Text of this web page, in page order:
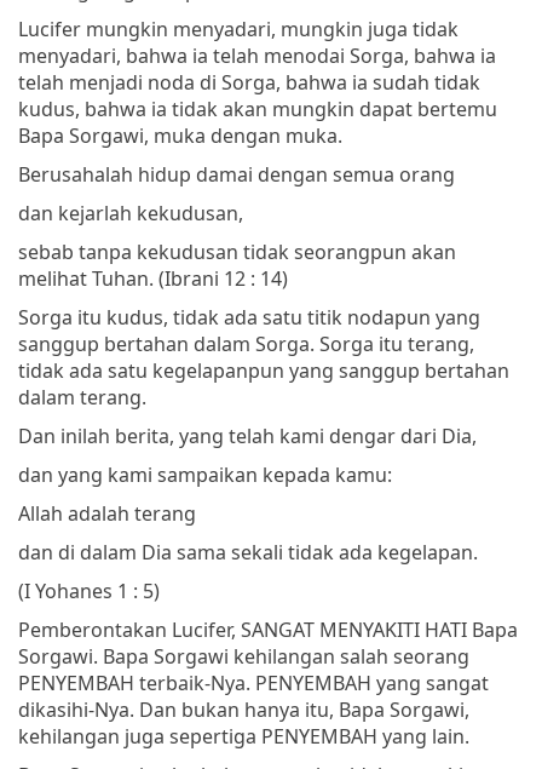
Lucifer mungkin menyadari, mungkin juga tidak
menyadari, bahwa ia telah menodai Sorga, bahwa ia
telah menjadi noda di Sorga, bahwa ia sudah tidak
kudus, bahwa ia tidak akan mungkin dapat bertemu
Bapa Sorgawi, muka dengan muka.
Berusahalah hidup damai dengan semua orang
dan kejarlah kekudusan,
sebab tanpa kekudusan tidak seorangpun akan
melihat Tuhan. (Ibrani 12 : 14)
Sorga itu kudus, tidak ada satu titik nodapun yang
sanggup bertahan dalam Sorga. Sorga itu terang,
tidak ada satu kegelapanpun yang sanggup bertahan
dalam terang.
Dan inilah berita, yang telah kami dengar dari Dia,
dan yang kami sampaikan kepada kamu:
Allah adalah terang
dan di dalam Dia sama sekali tidak ada kegelapan.
(I Yohanes 1 : 5)
Pemberontakan Lucifer, SANGAT MENYAKITI HATI Bapa
Sorgawi. Bapa Sorgawi kehilangan salah seorang
PENYEMBAH terbaik-Nya. PENYEMBAH yang sangat
dikasihi-Nya. Dan bukan hanya itu, Bapa Sorgawi,
kehilangan juga sepertiga PENYEMBAH yang lain.